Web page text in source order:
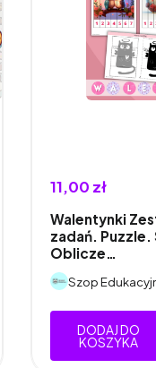
11,00 zł
Walentynki
zadań. Puzzle.
Oblicze…
Szop
DODAJ DO
KOSZYKA